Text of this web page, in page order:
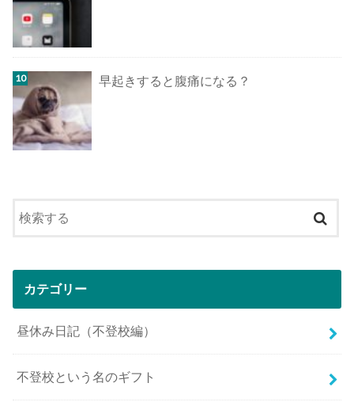
早起きすると腹痛になる？
カテゴリー
昼休み日記（不登校編）
不登校という名のギフト